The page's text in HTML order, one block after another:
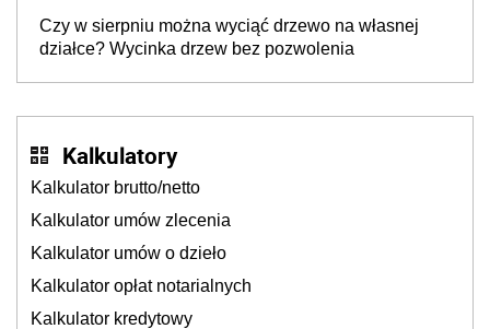
Czy w sierpniu można wyciąć drzewo na własnej
działce? Wycinka drzew bez pozwolenia
Kalkulatory
Kalkulator brutto/netto
Kalkulator umów zlecenia
Kalkulator umów o dzieło
Kalkulator opłat notarialnych
Kalkulator kredytowy